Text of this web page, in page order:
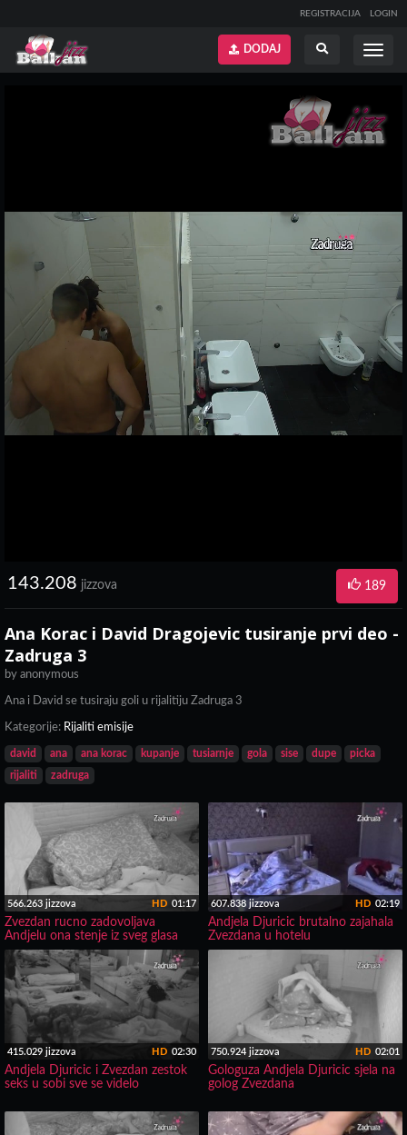
REGISTRACIJA LOGIN
Prikaži
DODAJ
143.208 jizzova 189
Ana Korac i David Dragojevic tusiranje prvi deo -
Zadruga 3
by anonymous
Ana i David se tusiraju goli u rijalitiju Zadruga 3
Kategorije: Rijaliti emisije
david ana ana korac kupanje tusiarnje gola sise dupe
picka
rijaliti
zadruga
566.263 jizzova 01:17
HD
Zvezdan rucno zadovoljava
Andjelu ona stenje iz sveg glasa
607.838 jizzova 02:19
HD
Andjela Djuricic brutalno zajahala
Zvezdana u hotelu
415.029 jizzova 02:30
HD
Andjela Djuricic i Zvezdan zestok
seks u sobi sve se videlo
750.924 jizzova 02:01
HD
Gologuza Andjela Djuricic sjela na
golog Zvezdana